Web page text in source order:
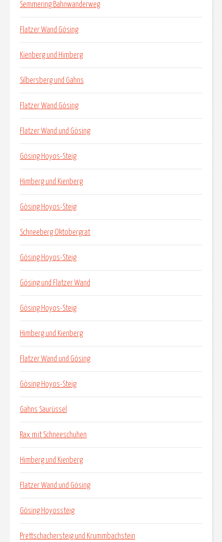
Semmering Bahnwanderweg
Flatzer Wand Gösing
Kienberg und Himberg
Silbersberg und Gahns
Flatzer Wand Gösing
Flatzer Wand und Gösing
Gösing Hoyos-Steig
Himberg und Kienberg
Gösing Hoyos-Steig
Schneeberg Oktobergrat
Gösing Hoyos-Steig
Gösing und Flatzer Wand
Gösing Hoyos-Steig
Himberg und Kienberg
Flatzer Wand und Gösing
Gösing Hoyos-Steig
Gahns Saurüssel
Rax mit Schneeschuhen
Himberg und Kienberg
Flatzer Wand und Gösing
Gösing Hoyossteig
Prettschachersteig und Krummbachstein